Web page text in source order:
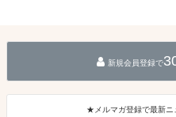
新規会員登録で
★メルマガ登録で最新ニ